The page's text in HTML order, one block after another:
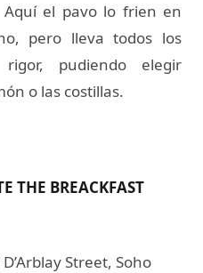
Aquí el pavo lo frien en
pero lleva todos los
rigor, pudiendo elegir
o las costillas.
THE BREACKFAST
Street, Soho